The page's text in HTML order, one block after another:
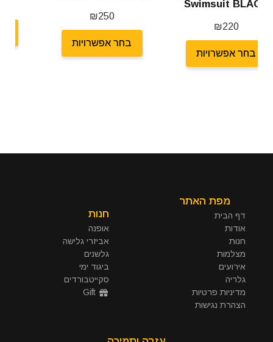
בחר אפשרויות
בחר אפשרויות
מפת האתר
דף הבית
אודות
חנות
מצלמות
אירועים
גלריה
מדיניות פרטיות
הצהרת נגישות
חנות
אופנה
אביזרי גלישה
גלשנים
ביגוד ימי
סקייטבורדים
Gift